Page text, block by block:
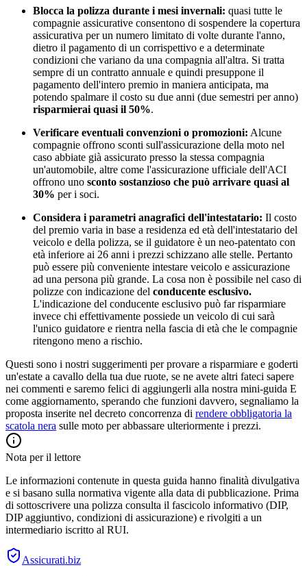
Blocca la polizza durante i mesi invernali: quasi tutte le
compagnie assicurative consentono di sospendere la copertura
assicurativa per un numero limitato di volte durante l'anno,
dietro il pagamento di un corrispettivo e a determinate
condizioni che variano da una compagnia all'altra. Si tratta
sempre di un contratto annuale e quindi presuppone il
pagamento dell'intero premio in maniera anticipata, ma
potendo spalmare il costo su due anni (due semestri per anno)
risparmierai quasi il 50%.
Verificare eventuali convenzioni o promozioni: Alcune
compagnie offrono sconti sull'assicurazione della moto nel
caso abbiate già assicurato presso la stessa compagnia
un'automobile, altre come l'assicurazione ufficiale dell'ACI
offrono uno sconto sostanzioso che può arrivare quasi al
30% per i soci.
Considera i parametri anagrafici dell'intestatario: Il costo
del premio varia in base a residenza ed età dell'intestatario del
veicolo e della polizza, se il guidatore è un neo-patentato con
età inferiore ai 26 anni i prezzi schizzano alle stelle. Pertanto
può essere più conveniente intestare veicolo e assicurazione
ad una persona più grande. La cosa non è possibile nel caso di
polizze con indicazione del conducente esclusivo.
L'indicazione del conducente esclusivo può far risparmiare
invece chi effettivamente possiede un veicolo di cui sarà
l'unico guidatore e rientra nella fascia di età che le compagnie
ritengono meno a rischio.
Questi sono i nostri suggerimenti per provare a risparmiare e goderti
un'estate a cavallo della tua due ruote, se ne avete altri fateci sapere
nei commenti e saremo felici di aggiungerli alla nostra mini-guida E
come aggiornamento, sperando che funzioni davvero, segnaliamo la
proposta inserite nel decreto concorrenza di rendere obbligatoria la
scatola nera sulle moto per abbassare ulteriormente i prezzi.
Nota per il lettore
Le informazioni contenute in questa guida hanno finalità divulgativa
e si basano sulla normativa vigente alla data di pubblicazione. Prima
di sottoscrivere una polizza consulta il fascicolo informativo (DIP,
DIP aggiuntivo, condizioni di assicurazione) e rivolgiti a un
intermediario iscritto al RUI.
Assicurati.biz